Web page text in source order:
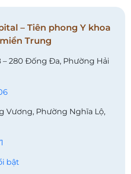
– Tiên phong Y khoa
Trung
– 280 Đống Đa, Phường Hải
Vương, Phường Nghĩa Lộ,
bật